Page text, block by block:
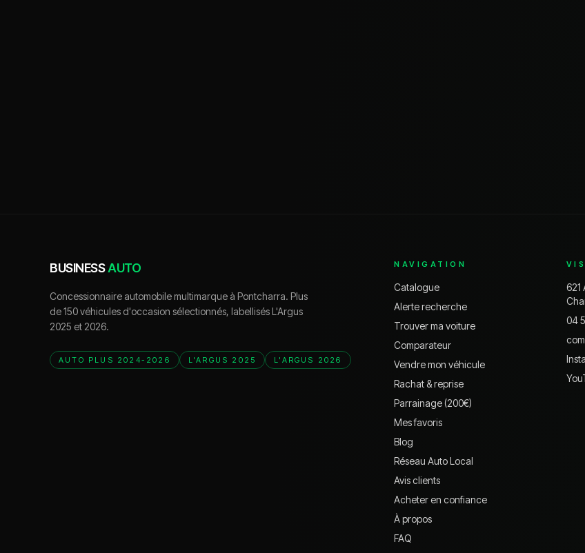
BUSINESSAUTO
Concessionnaire automobile multimarque à Pontcharra. Plus
de 150 véhicules d'occasion sélectionnés, labellisés L'Argus
2025 et 2026.
AUTO PLUS 2024-2026 L'ARGUS 2025 L'ARGUS 2026
NAVIGATION
Catalogue
Alerte recherche
Trouver ma voiture
Comparateur
Vendre mon véhicule
Rachat & reprise
Parrainage (200€)
Mes favoris
Blog
Réseau Auto Local
Avis clients
Acheter en confiance
À propos
FAQ
621
04